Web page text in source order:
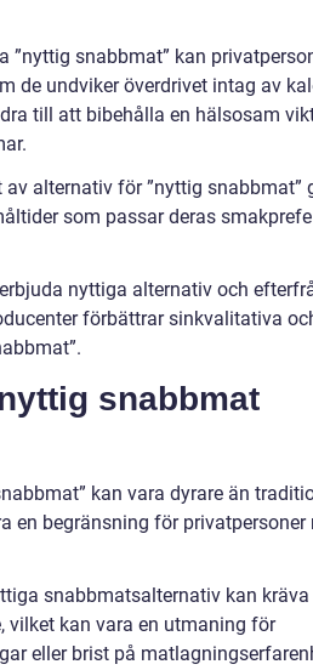
”nyttig snabbmat” kan
de undviker överdrivet intag av
till att bibehålla en hälsosam
alternativ för ”nyttig snabbmat”
som passar deras
nyttiga alternativ och
förbättrar sinkvalitativa
snabbmat
kan vara dyrare än
en begränsning för privatpersoner
snabbmatsalternativ kan
vilket kan vara en utmaning för
eller brist på